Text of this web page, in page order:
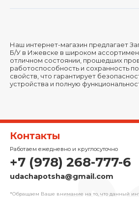
Наш интернет-магазин предлагает
Б/У в Ижевске в широком
отличном состоянии, прошедших
работоспособность и сохранность
свойств, что гарантирует
устройства и полную
Контакты
Работаем ежедневно и круглосуточно
+7 (978) 268-777-6
udachapotsha@gmail.com
*Обращаем Ваше внимание на то, что данный